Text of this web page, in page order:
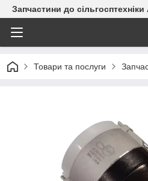
Запчастини до
Товари та послуги